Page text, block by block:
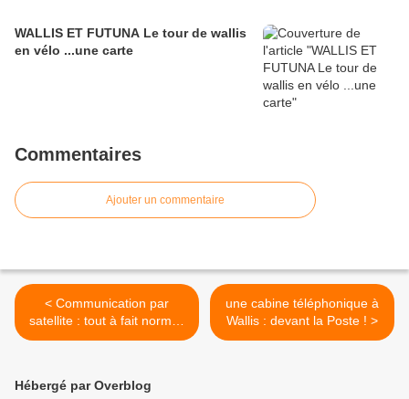
WALLIS ET FUTUNA Le tour de wallis
en vélo ...une carte
Commentaires
Ajouter un commentaire
< Communication par
satellite : tout à fait normal,
au bout du monde
une cabine téléphonique à
Wallis : devant la Poste ! >
Hébergé par Overblog